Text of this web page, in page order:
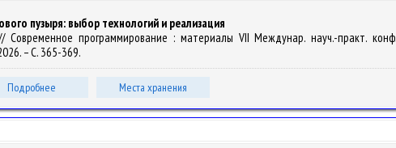
пузыря: выбор технологий и реализация
программирование : материалы VII Междунар. науч.-практ.
– С. 365-369.
Подробнее Места хранения